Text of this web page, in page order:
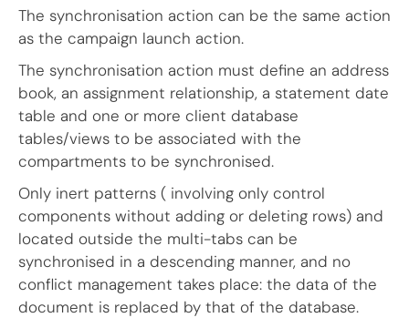
The synchronisation action can be the same action
as the campaign launch action.
The synchronisation action must define an address
book, an assignment relationship, a statement date
table and one or more client database
tables/views to be associated with the
compartments to be synchronised.
Only inert patterns ( involving only control
components without adding or deleting rows) and
located outside the multi-tabs can be
synchronised in a descending manner, and no
conflict management takes place: the data of the
document is replaced by that of the database.